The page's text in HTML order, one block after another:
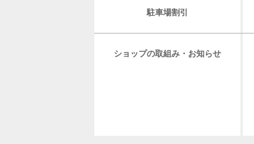
駐車場割引
ショップの取組み・お知らせ